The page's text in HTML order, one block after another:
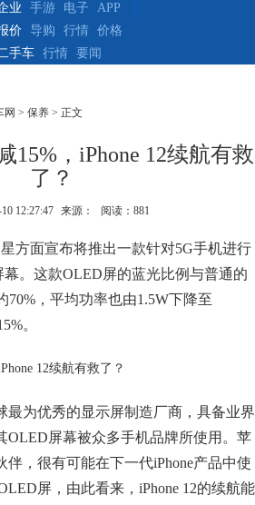
业
手游 电子
APP
价 导购 行情
价格
手车
行情 要闻
网 > 保养 > 正文
15%，iPhone 12续航有救
了？
12:27:47 来源： 阅读：881
方面宣布将推出一款针对5G手机进行
。这款OLED屏的蓝光比例与普通的
，平均功率也由1.5W下降至
。
最为优秀的显示屏制造厂商，具备业界
OLED屏幕被众多手机品牌所使用。苹
，很有可能在下一代iPhone产品中使
屏，由此看来，iPhone 12的续航能